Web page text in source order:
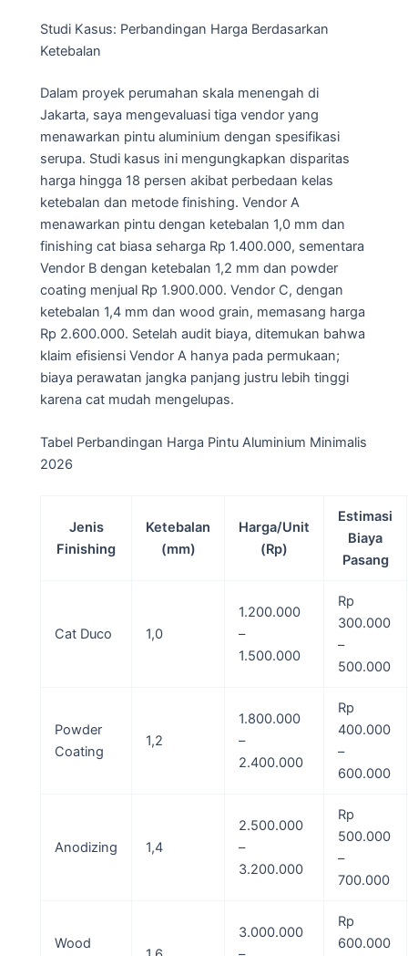
Studi Kasus: Perbandingan Harga Berdasarkan
Ketebalan
Dalam proyek perumahan skala menengah di
Jakarta, saya mengevaluasi tiga vendor yang
menawarkan pintu aluminium dengan spesifikasi
serupa. Studi kasus ini mengungkapkan disparitas
harga hingga 18 persen akibat perbedaan kelas
ketebalan dan metode finishing. Vendor A
menawarkan pintu dengan ketebalan 1,0 mm dan
finishing cat biasa seharga Rp 1.400.000, sementara
Vendor B dengan ketebalan 1,2 mm dan powder
coating menjual Rp 1.900.000. Vendor C, dengan
ketebalan 1,4 mm dan wood grain, memasang harga
Rp 2.600.000. Setelah audit biaya, ditemukan bahwa
klaim efisiensi Vendor A hanya pada permukaan;
biaya perawatan jangka panjang justru lebih tinggi
karena cat mudah mengelupas.
Tabel Perbandingan Harga Pintu Aluminium Minimalis
2026
Jenis
Finishing
Ketebalan
(mm)
Harga/Unit
(Rp)
Estimasi
Biaya
Pasang
Cat Duco 1,0
1.200.000
–
1.500.000
Rp
300.000
–
500.000
Powder
Coating
1,2
1.800.000
–
2.400.000
Rp
400.000
–
600.000
Anodizing 1,4
2.500.000
–
3.200.000
Rp
500.000
–
700.000
Wood
3.000.000
Rp
600.000